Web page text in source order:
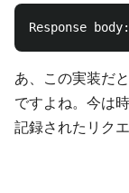
あ、この実装だ
ですよね。今は
記録されたリク